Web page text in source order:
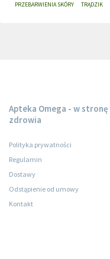
PRZEBARWIENIA SKÓRY TRĄDZIK
Apteka Omega - w stronę
zdrowia
Polityka prywatności
Regulamin
Dostawy
Odstąpienie od umowy
Kontakt